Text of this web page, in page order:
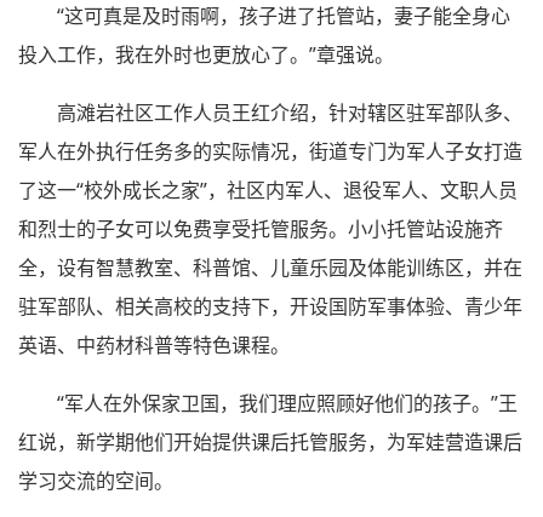
“这可真是及时雨啊，孩子进了托管站，妻子能全身心
投入工作，我在外时也更放心了。”章强说。
高滩岩社区工作人员王红介绍，针对辖区驻军部队多、
军人在外执行任务多的实际情况，街道专门为军人子女打造
了这一“校外成长之家”，社区内军人、退役军人、文职人员
和烈士的子女可以免费享受托管服务。小小托管站设施齐
全，设有智慧教室、科普馆、儿童乐园及体能训练区，并在
驻军部队、相关高校的支持下，开设国防军事体验、青少年
英语、中药材科普等特色课程。
“军人在外保家卫国，我们理应照顾好他们的孩子。”王
红说，新学期他们开始提供课后托管服务，为军娃营造课后
学习交流的空间。